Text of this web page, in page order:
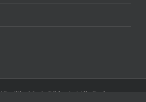
Basilika Maria Bildstein | Alle Rechte